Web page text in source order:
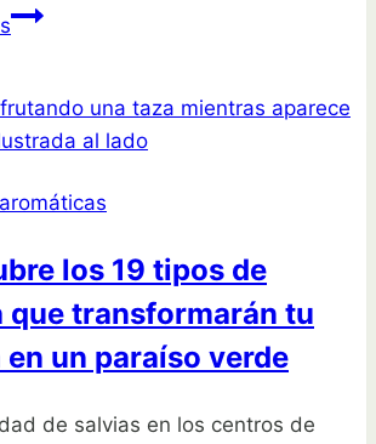
Descubre
Lavandas
de
sencilla
exitosalos 19 tipos de
que transformarán tu
un paraíso verde
de salvias en los centros de